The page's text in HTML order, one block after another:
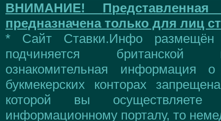
ВНИМАНИЕ!
предназначена только для лиц
* Сайт Ставки.Инфо размещён
подчиняется британской
ознакомительная информация
букмекерских конторах
которой вы
информационному порталу, то